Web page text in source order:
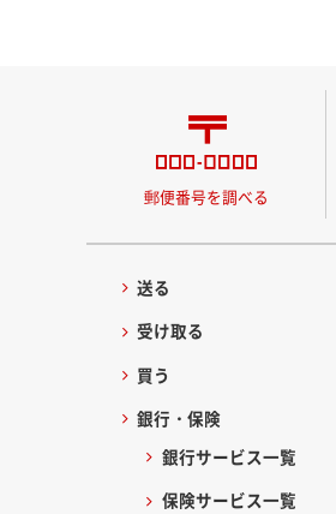
郵便番号を調べる
送る
受け取る
買う
銀行・保険
銀行サービス一覧
保険サービス一覧